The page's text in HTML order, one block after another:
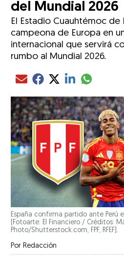
del Mundial 2026
El Estadio Cuauhtémoc de
campeona de Europa en
internacional que servirá
rumbo al Mundial 2026.
Compartir el artículo actual
Compartir el artículo actual
Compartir el artículo
Compartir el
Compartir
España confirma partido ante Perú
(Fotoarte: El Financiero / Créditos:
Photo/Shutterstock.com, FPF, RFEF).
Por Redacción